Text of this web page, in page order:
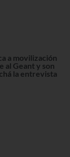
a movilización
al Geant y son
la entrevista